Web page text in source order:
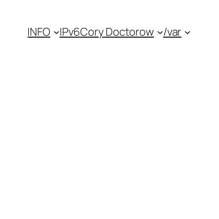
INFO IPv6Cory Doctorow /var